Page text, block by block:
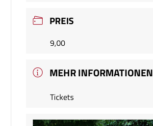
PREIS
9,00
MEHR INFORMATIONEN
Tickets